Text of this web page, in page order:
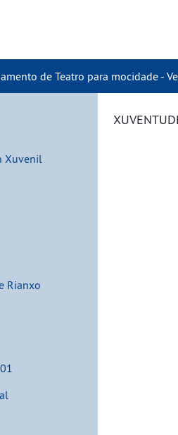
de Teatro para mocidade -
Xuvenil
Rianxo